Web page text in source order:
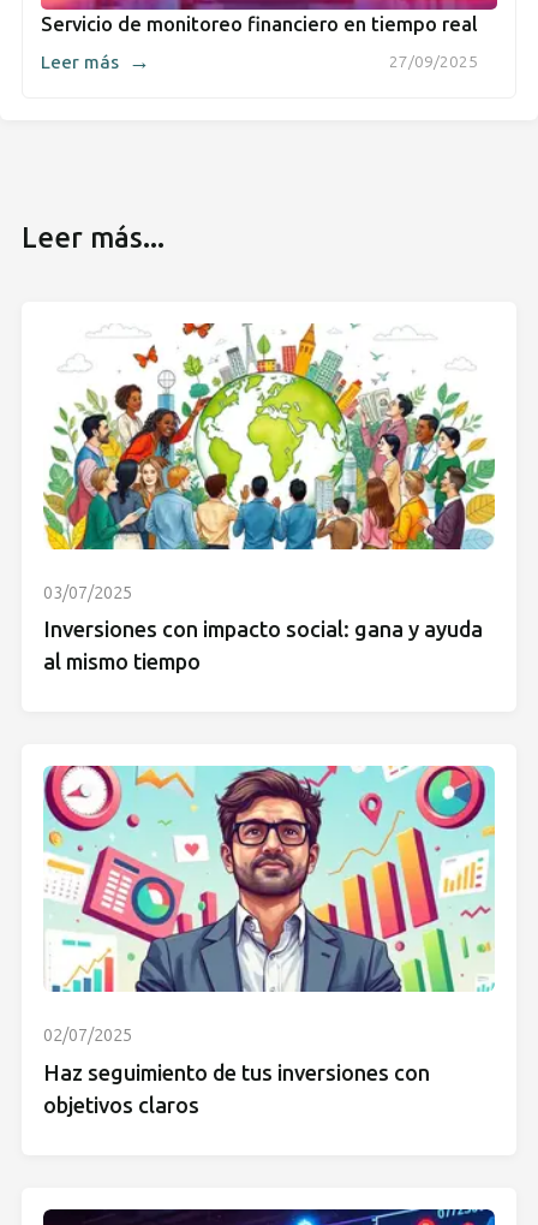
Servicio de monitoreo financiero en tiempo real
27/09/2025
Leer más →
Leer más...
03/07/2025
Inversiones con impacto social: gana y ayuda
al mismo tiempo
02/07/2025
Haz seguimiento de tus inversiones con
objetivos claros